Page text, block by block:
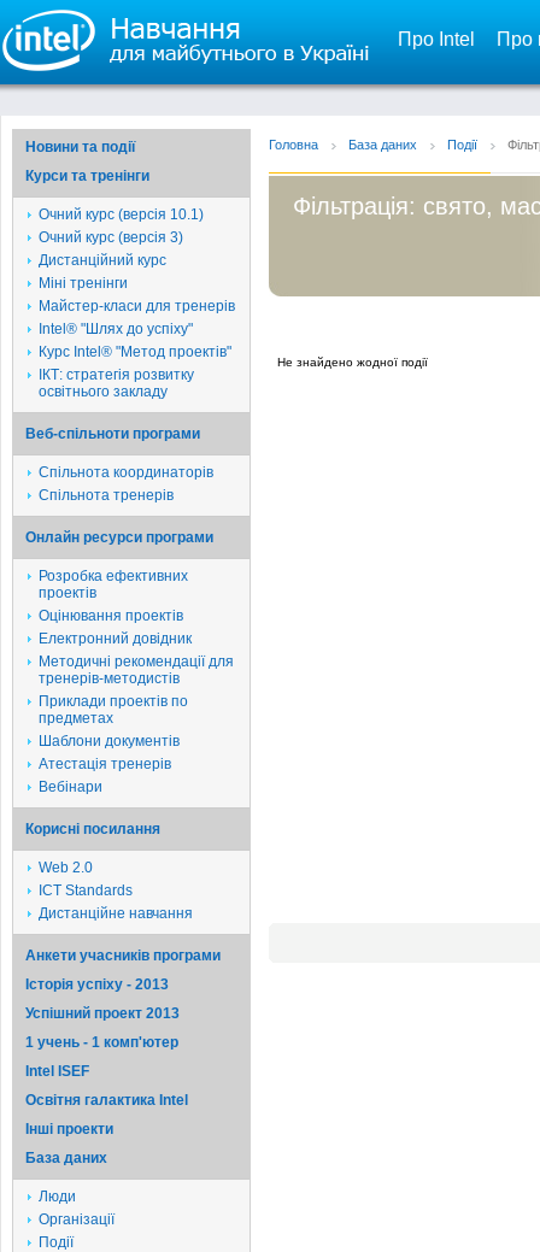
Про Intel Про
Новини та події
Курси та тренінги
Очний курс (версія 10.1)
Очний курс (версія 3)
Дистанційний курс
Міні тренінги
Майстер-класи для тренерів
Intel® "Шлях до успіху"
Курс Intel® "Метод проектів"
ІКТ: стратегія розвитку
освітнього закладу
Веб-спільноти програми
Спільнота координаторів
Спільнота тренерів
Онлайн ресурси програми
Розробка ефективних
проектів
Оцінювання проектів
Електронний довідник
Методичні рекомендації для
тренерів-методистів
Приклади проектів по
предметах
Шаблони документів
Атестація тренерів
Вебінари
Корисні посилання
Web 2.0
ICT Standards
Дистанційне навчання
Анкети учасників програми
Історія успіху - 2013
Успішний проект 2013
1 учень - 1 комп'ютер
Intel ISEF
Освітня галактика Intel
Iншi проекти
База даних
Люди
Організації
Події
Головна База даних Події
Фільтрація: свято,
Не знайдено жодної події